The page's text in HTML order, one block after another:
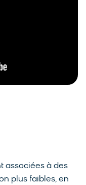
associées à des
plus faibles, en